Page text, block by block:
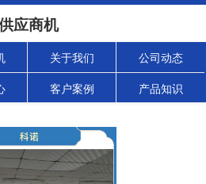
应商机
关于我们 公司动态
客户案例 产品知识